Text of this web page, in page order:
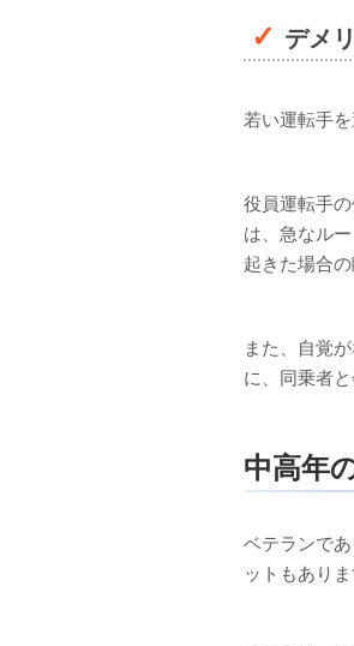
デメ
若い運転手を
役員運転手
は、急なル
起きた場合
また、自覚
に、同乗者
中高年
ベテランで
ットもありま